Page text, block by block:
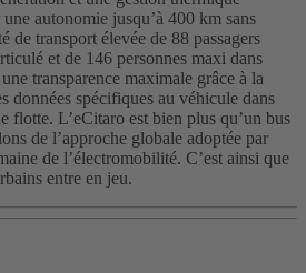
autonomie jusqu’à 400 km sans
de transport élevée de 88 passagers
et de 146 personnes maxi dans
transparence maximale grâce à la
données spécifiques au véhicule dans
flotte. L’eCitaro est bien plus qu’un bus
de l’approche globale adoptée par
de l’électromobilité. C’est ainsi que
entre en jeu.